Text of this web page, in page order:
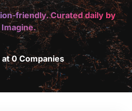
friendly. Curated daily by
Imagine.
0 Companies